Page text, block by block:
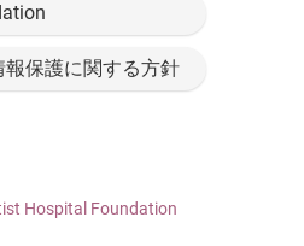
報保護に関する方針
Hospital Foundation